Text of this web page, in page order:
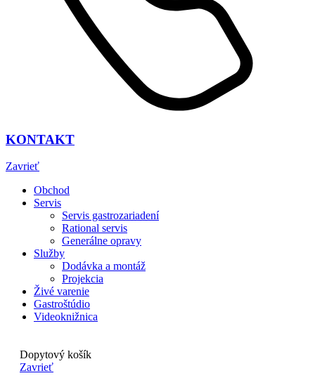
KONTAKT
Zavrieť
Obchod
Servis
Servis gastrozariadení
Rational servis
Generálne opravy
Služby
Dodávka a montáž
Projekcia
Živé varenie
Gastroštúdio
Videoknižnica
Dopytový košík
Zavrieť